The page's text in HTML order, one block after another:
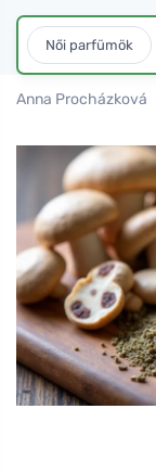
Női parfümök
Anna Procházková